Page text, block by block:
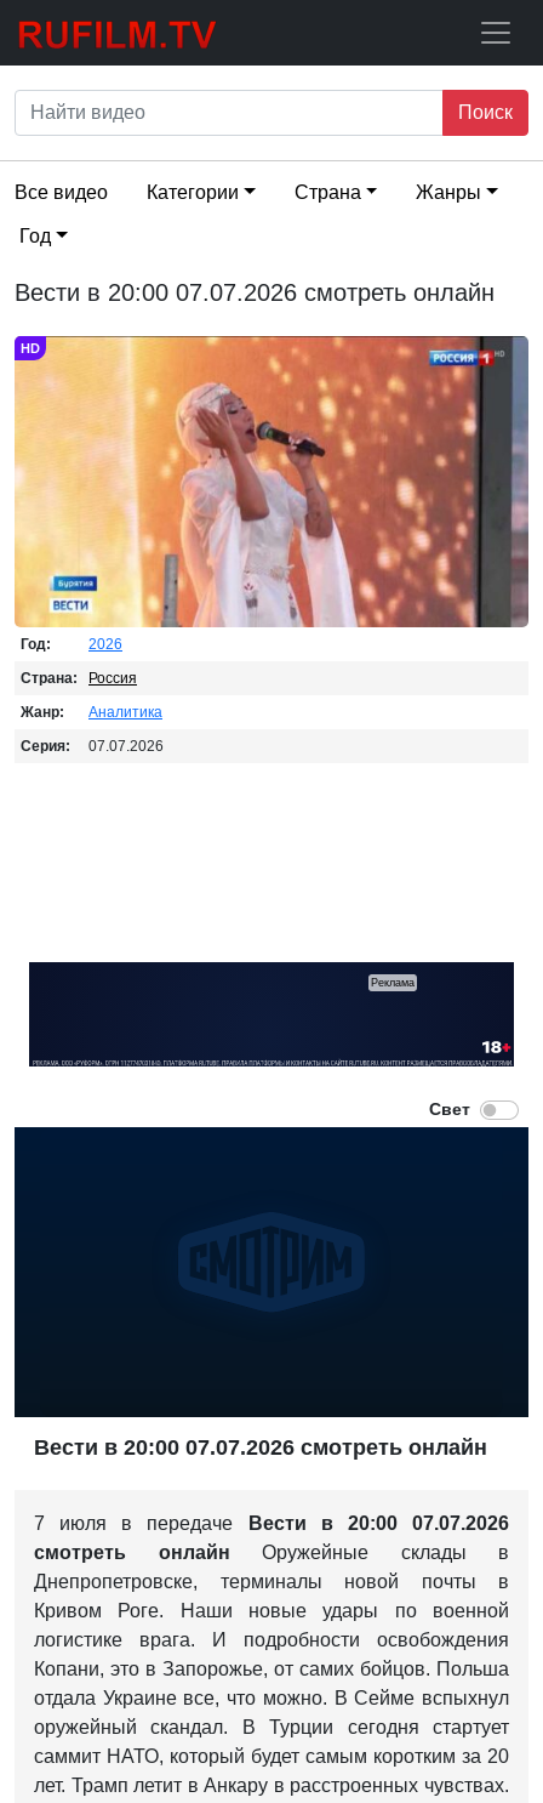
Поиск
Все видео Категории Страна Жанры
Год
Вести в 20:00 07.07.2026 смотреть онлайн
HD
Год:
2026
Страна:
Россия
Жанр:
Аналитика
Серия:
07.07.2026
Вести в 20:00 07.07.2026 смотреть онлайн
7 июля в передаче
Вести в 20:00 07.07.2026
смотреть онлайн Оружейные склады в
Днепропетровске, терминалы новой почты в
Кривом Роге. Наши новые удары по военной
логистике врага. И подробности освобождения
Копани, это в Запорожье, от самих бойцов. Польша
отдала Украине все, что можно. В Сейме вспыхнул
оружейный скандал. В Турции сегодня стартует
саммит НАТО, который будет самым коротким за 20
лет. Трамп летит в Анкару в расстроенных чувствах.